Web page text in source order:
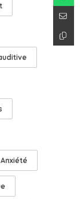
Anxiété